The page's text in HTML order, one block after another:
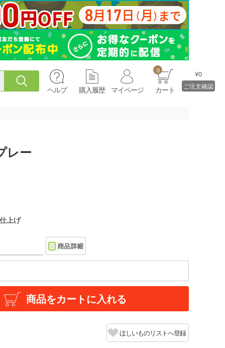
ヘルプ 購入履歴 マイページ
0
カート
¥0
ご注文確認
レー
上げ
商品をカートに入れる
ほしいものリストへ登録